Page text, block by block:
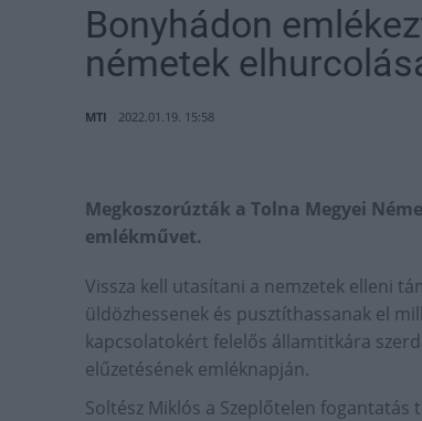
Bonyhádon
németek
MTI 2022.01.19. 15:58
Megkoszorúzták a Tolna Megyei
emlékművet.
Vissza kell utasítani a nemzetek elleni
üldözhessenek és pusztíthassanak el
kapcsolatokért felelős államtitkára
elűzetésének emléknapján.
Soltész Miklós a Szeplőtelen